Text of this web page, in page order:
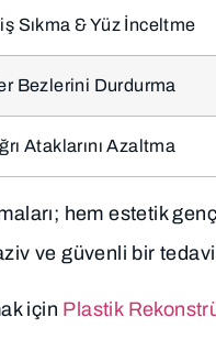
Sıkma & Yüz İnceltme
Bezlerini Durdurma
Ataklarını Azaltma
hem estetik
ve güvenli bir
için Plastik